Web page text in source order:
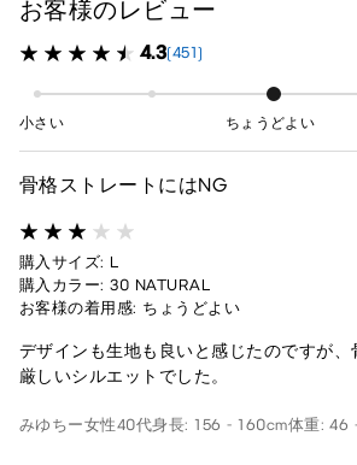
お客様のレビュー
4.3(451)
小さい ちょうどよい
骨格ストレートにはNG
購入サイズ: L
購入カラー: 30 NATURAL
お客様の着用感: ちょうどよい
デザインも生地も良いと感じたのですが、
厳しいシルエットでした。
みゆちー女性40代身長: 156 - 160cm体重: 46